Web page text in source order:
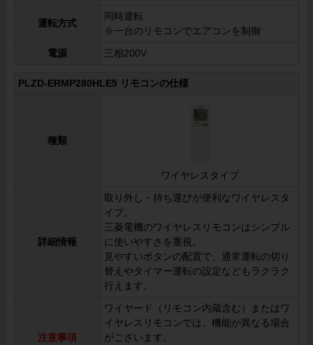
運転方式
同時運転
※一台のリモコンでエアコンを制御
電源 三相200V
PLZD-ERMP280HLE5 リモコンの仕様
種類
ワイヤレスタイプ
詳細情報
取り外し・持ち運びが便利なワイヤレスタ
イプ。
三菱電機のワイヤレスリモコンはシンプル
に使いやすさを重視。
見やすいボタンの配置で、通常運転の切り
替えやタイマー運転の設定などもラクラク
行えます。
注意事項
ワイヤード（リモコン内蔵含む）またはワ
イヤレスリモコンでは、機能が異なる場合
がございます。